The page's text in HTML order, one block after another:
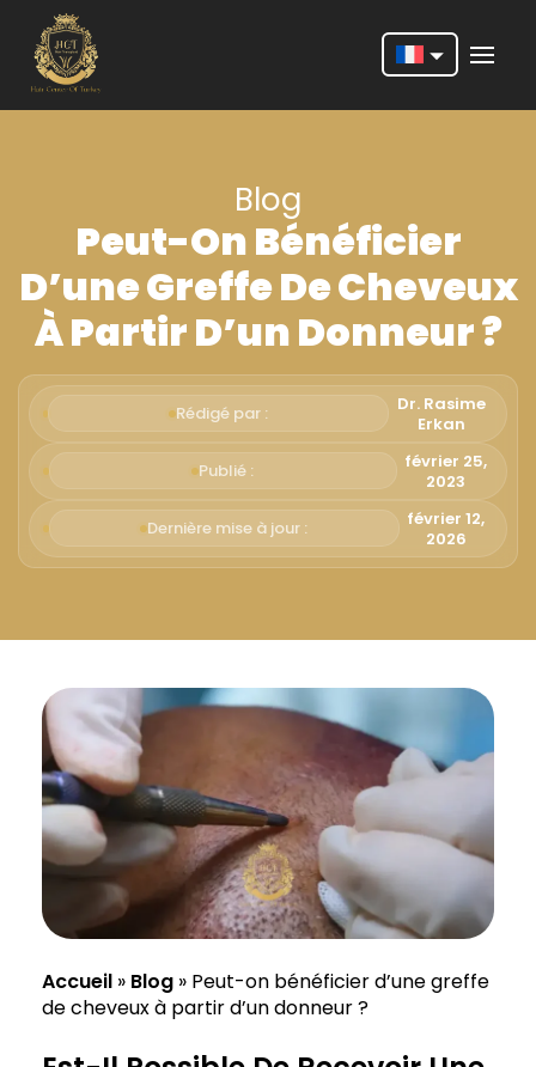
Deutsch
Português
Español
Türkçe
Italiano
Română
Русский
Svenska
Blog
Peut-On Bénéficier
D’une Greffe De Cheveux
À Partir D’un Donneur ?
Rédigé par :
Dr. Rasime
Erkan
Publié :
février 25,
2023
Dernière mise à jour :
février 12,
2026
Accueil » Blog » Peut-on bénéficier d’une greffe
de cheveux à partir d’un donneur ?